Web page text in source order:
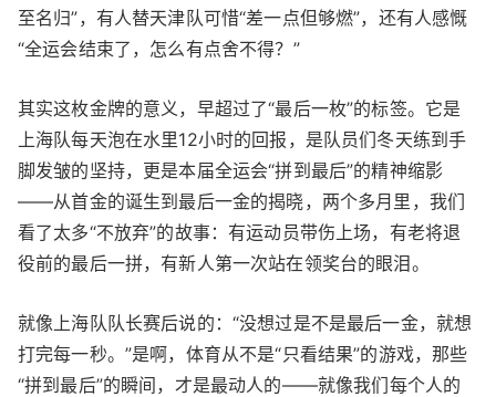
至名归”，有人替天津队可惜“差一点但够燃”，还有人感慨
“全运会结束了，怎么有点舍不得？”
其实这枚金牌的意义，早超过了“最后一枚”的标签。它是
上海队每天泡在水里12小时的回报，是队员们冬天练到手
脚发皱的坚持，更是本届全运会“拼到最后”的精神缩影
——从首金的诞生到最后一金的揭晓，两个多月里，我们
看了太多“不放弃”的故事：有运动员带伤上场，有老将退
役前的最后一拼，有新人第一次站在领奖台的眼泪。
就像上海队队长赛后说的：“没想过是不是最后一金，就想
打完每一秒。”是啊，体育从不是“只看结果”的游戏，那些
“拼到最后”的瞬间，才是最动人的——就像我们每个人的